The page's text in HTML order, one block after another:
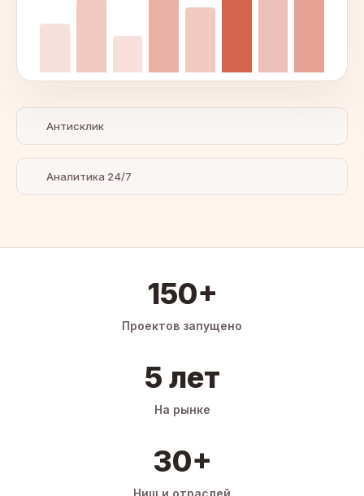
Антисклик
Аналитика 24/7
150+
Проектов запущено
5 лет
На рынке
30+
Ниш и отраслей